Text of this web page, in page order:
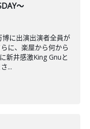
～
に出演出演者全員が
に、楽屋から何から
新井感激King Gnuと
...